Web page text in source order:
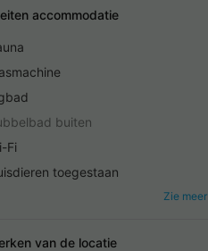
accommodatie
buiten
Fi
toegestaan
Zie meer
van de locatie